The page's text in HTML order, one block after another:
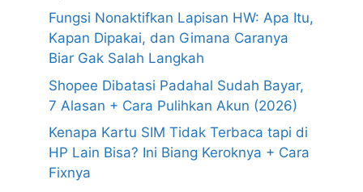
Fungsi Nonaktifkan Lapisan HW: Apa Itu,
Kapan Dipakai, dan Gimana Caranya
Biar Gak Salah Langkah
Shopee Dibatasi Padahal Sudah Bayar,
7 Alasan + Cara Pulihkan Akun (2026)
Kenapa Kartu SIM Tidak Terbaca tapi di
HP Lain Bisa? Ini Biang Keroknya + Cara
Fixnya